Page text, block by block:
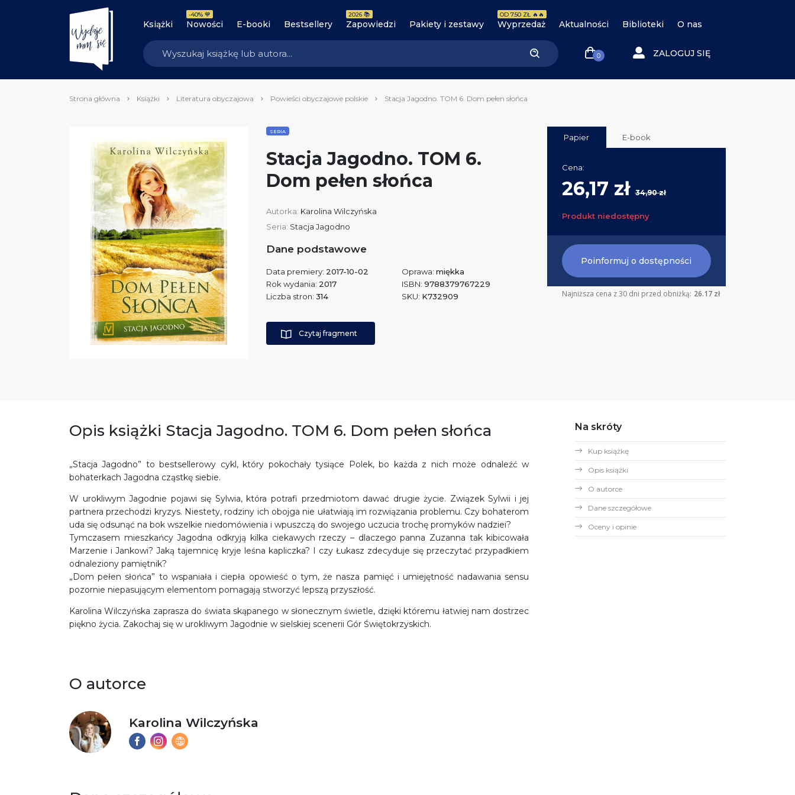
Książki Nowości
-40% 💙
E-booki Bestsellery Zapowiedzi
2026 📚
Pakiety i zestawy Wyprzedaż
OD 7.50 ZŁ 🔥🔥
Aktualności Biblioteki O nas
0 ZALOGUJ SIĘ
Strona główna Książki Literatura obyczajowa Powieści obyczajowe polskie Stacja Jagodno. TOM 6. Dom pełen słońca
SERIA
Stacja Jagodno. TOM 6.
Dom pełen słońca
Autorka: Karolina Wilczyńska
Seria: Stacja Jagodno
Dane podstawowe
Data premiery: 2017-10-02
Rok wydania: 2017
Liczba stron: 314
Oprawa: miękka
ISBN: 9788379767229
SKU: K732909
Czytaj fragment
Papier E-book
Cena:
26,17 zł34,90 zł
Produkt niedostępny
Poinformuj o dostępności
Najniższa cena z 30 dni przed obniżką: 26.17 zł
Opis książki Stacja Jagodno. TOM 6. Dom pełen słońca
„Stacja Jagodno” to bestsellerowy cykl, który pokochały tysiące Polek, bo każda z nich może odnaleźć w
bohaterkach Jagodna cząstkę siebie.
W urokliwym Jagodnie pojawi się Sylwia, która potrafi przedmiotom dawać drugie życie. Związek Sylwii i jej
partnera przechodzi kryzys. Niestety, rodziny ich obojga nie ułatwiają im rozwiązania problemu. Czy bohaterom
uda się odsunąć na bok wszelkie niedomówienia i wpuszczą do swojego uczucia trochę promyków nadziei?
Tymczasem mieszkańcy Jagodna odkryją kilka ciekawych rzeczy – dlaczego panna Zuzanna tak kibicowała
Marzenie i Jankowi? Jaką tajemnicę kryje leśna kapliczka? I czy Łukasz zdecyduje się przeczytać przypadkiem
odnaleziony pamiętnik?
„Dom pełen słońca” to wspaniała i ciepła opowieść o tym, że nasza pamięć i umiejętność nadawania sensu
pozornie niepasującym elementom pomagają stworzyć lepszą przyszłość.
Karolina Wilczyńska zaprasza do świata skąpanego w słonecznym świetle, dzięki któremu łatwiej nam dostrzec
piękno życia. Zakochaj się w urokliwym Jagodnie w sielskiej scenerii Gór Świętokrzyskich.
O autorce
Karolina Wilczyńska
Na skróty
Kup książkę
Opis książki
O autorce
Dane szczegółowe
Oceny i opinie